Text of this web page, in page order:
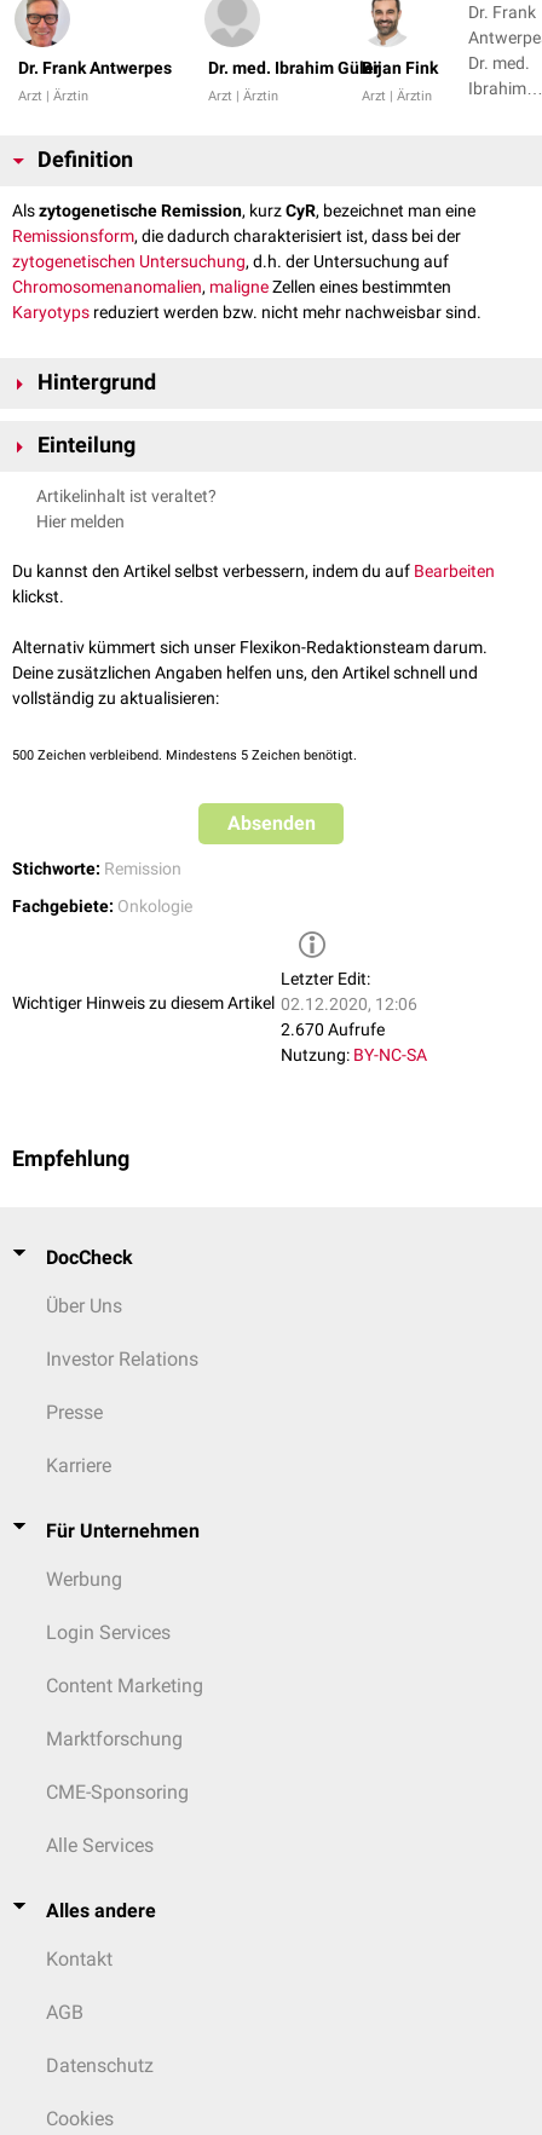
Dr. Frank Antwerpes
Arzt | Ärztin
Dr. med. Ibrahim Güler
Arzt | Ärztin
Bijan Fink
Arzt | Ärztin
Dr. Frank
Dr. med.
Ibrahim
Definition
Alszytogenetische Remission, kurzCyR, bezeichnet man eine
Remissionsform, die dadurch charakterisiert ist, dass bei der
zytogenetischen Untersuchung, d.h. der Untersuchung auf
Chromosomenanomalien, maligneZellen eines bestimmten
Karyotyps reduziert werden bzw. nicht mehr nachweisbar sind.
Hintergrund
auf Patienten mit einer
sogennantes zytogenetisches Monitoring. Dabei wird
Knochenmarkuntersucht und der Anteil an Zellen bestimmt, die ein
Einteilung
Man unterscheidet nach dem Ausmaß der Reduktion von Zellen mit
Philadelphia-Chromosom:
Komplette zytogenetische Remission (CCyR, complete
cytogenetic remission)
remission)
Geringe zytogenetische Remission (mCyR, minor cytogenetic
remission)
remission)
Artikelinhalt ist veraltet?
Hier melden
Du kannst den Artikel selbst verbessern, indem du auf Bearbeiten
klickst.
Alternativ kümmert sich unser Flexikon-Redaktionsteam darum.
Deine zusätzlichen Angaben helfen uns, den Artikel schnell und
vollständig zu aktualisieren:
500 Zeichen verbleibend. Mindestens 5 Zeichen benötigt.
Absenden
Stichworte: Remission
Fachgebiete: Onkologie
Wichtiger Hinweis zu diesem Artikel
Letzter Edit:
02.12.2020, 12:06
2.670 Aufrufe
Nutzung: BY-NC-SA
Empfehlung
DocCheck
Über Uns
Investor Relations
Presse
Karriere
Für Unternehmen
Werbung
Login Services
Content Marketing
Marktforschung
CME-Sponsoring
Alle Services
Alles andere
Kontakt
AGB
Datenschutz
Cookies